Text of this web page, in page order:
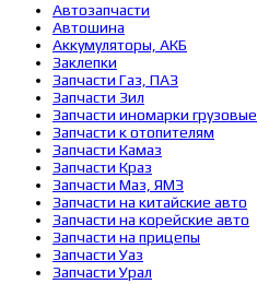
Автозапчасти
Автошина
Аккумуляторы, АКБ
Заклепки
Запчасти Газ, ПАЗ
Запчасти Зил
Запчасти иномарки грузовые
Запчасти к отопителям
Запчасти Камаз
Запчасти Краз
Запчасти Маз, ЯМЗ
Запчасти на китайские авто
Запчасти на корейские авто
Запчасти на прицепы
Запчасти Уаз
Запчасти Урал